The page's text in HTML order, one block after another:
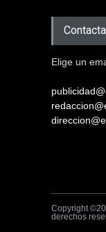
Elige un
Copyright
derechos